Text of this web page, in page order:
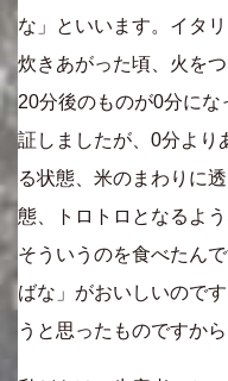
な」といいます。イタ
炊きあがった頃、火を
20分後のものが0分に
証しましたが、0分より
る状態、米のまわりに
態、トロトロとなるよ
そういうのを食べたん
ばな」がおいしいので
うと思ったものですから